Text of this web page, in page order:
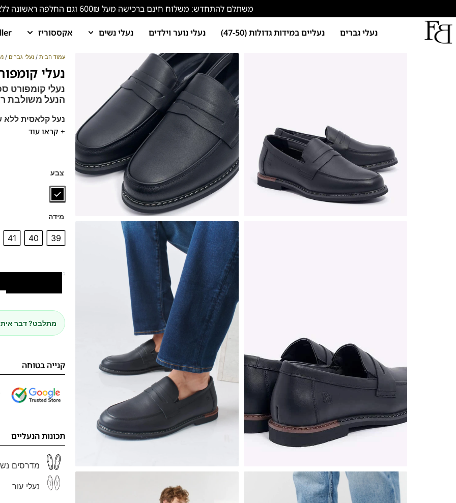
משתלם להתחדש: משלוח חינם ברכישה מעל 600₪ וגם החלפה ראשונה ללא עלות!
נעלי גברים נעליים במידות גדולות (47-50) נעלי נוער וילדים נעלי נשים אקססוריז
עמוד הבית / נעלי גברים /
נעלי קומפורט
נעלי קומפורט
הנעל משולבת
נעל קלאסית ללא
נעלים נוחות
+ קראו עוד
צבע
מידה
39
40
41
מתלבט? דבר
קנייה בטוחה
תכונות הנעליים
מדרסים
נעלי עור